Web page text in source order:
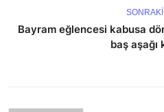
SONRAKI
Bayram eğlencesi kabusa
baş aşağı